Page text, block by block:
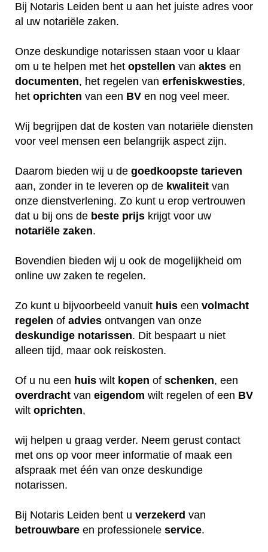
Bij Notaris Leiden bent u aan het juiste adres voor
al uw notariële zaken.
Onze deskundige notarissen staan voor u klaar
om u te helpen met het opstellen van aktes en
documenten, het regelen van erfeniskwesties,
het oprichten van een BV en nog veel meer.
Wij begrijpen dat de kosten van notariële diensten
voor veel mensen een belangrijk aspect zijn.
Daarom bieden wij u de goedkoopste tarieven
aan, zonder in te leveren op de kwaliteit van
onze dienstverlening. Zo kunt u erop vertrouwen
dat u bij ons de beste prijs krijgt voor uw
notariële zaken.
Bovendien bieden wij u ook de mogelijkheid om
online uw zaken te regelen.
Zo kunt u bijvoorbeeld vanuit huis een volmacht
regelen of advies ontvangen van onze
deskundige notarissen. Dit bespaart u niet
alleen tijd, maar ook reiskosten.
Of u nu een huis wilt kopen of schenken, een
overdracht van eigendom wilt regelen of een BV
wilt oprichten,
wij helpen u graag verder. Neem gerust contact
met ons op voor meer informatie of maak een
afspraak met één van onze deskundige
notarissen.
Bij Notaris Leiden bent u verzekerd van
betrouwbare en professionele service.